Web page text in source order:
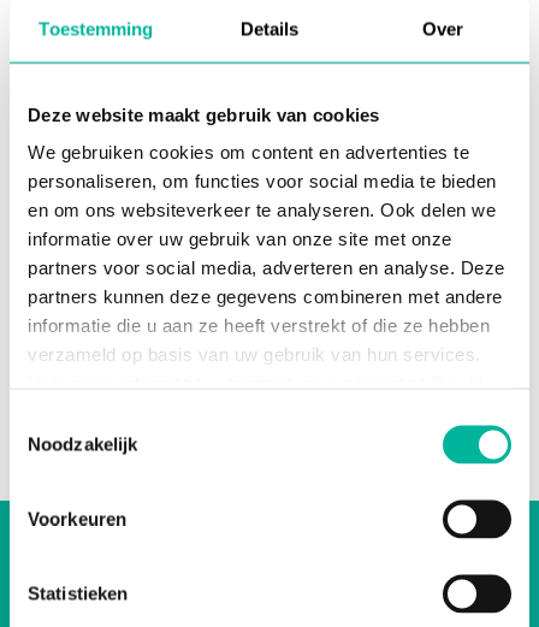
Toestemming Details Over
Deze website maakt gebruik van cookies
We gebruiken cookies om content en advertenties te
personaliseren, om functies voor social media te bieden
en om ons websiteverkeer te analyseren. Ook delen we
informatie over uw gebruik van onze site met onze
partners voor social media, adverteren en analyse. Deze
partners kunnen deze gegevens combineren met andere
informatie die u aan ze heeft verstrekt of die ze hebben
verzameld op basis van uw gebruik van hun services.
functioneren van de website en kunnen niet worden
geweigerd; hierover bestaat enkel een informatieplicht. U
cookies op elk moment intrekken via de consent
Noodzakelijk
Voorkeuren
Statistieken
verzenden
bij elke bestelling.
Na controle worden tickets meteen afgepunt
om fouten of misbruik te voorkomen.
Analyseer het aantal gebruikte en
beschikbare tickets dankzijreal-time
reporting.Zo krijg je meteen inzicht in de
aanwezigheden van bezoekers, de te
verwachten drukte of de status van
afhalingen.
Team up with Twizzit.